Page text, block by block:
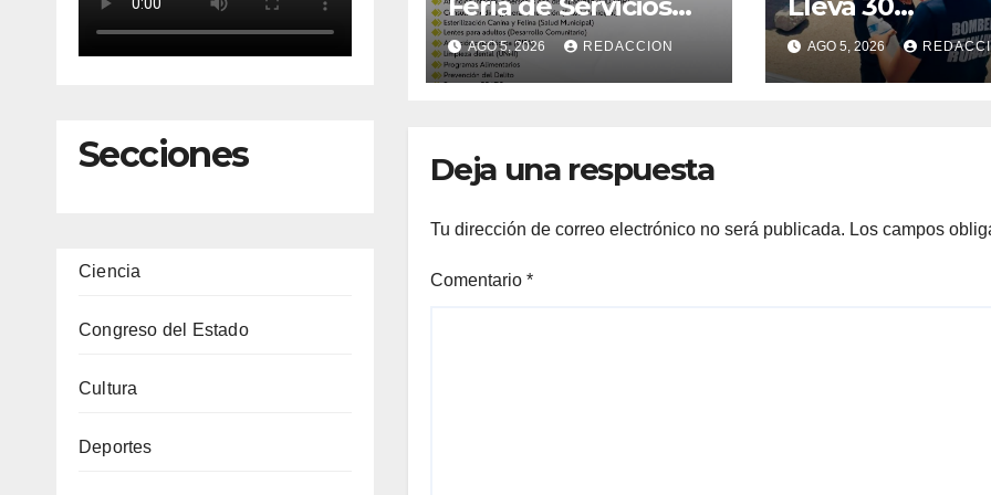
Secciones
Ciencia
Congreso del Estado
Cultura
Deportes
Gratuitos en la
colonia Ampliación
Beltrones: Conoce
AGO 5, 2026 REDACCION
Ayuntamiento
hidratación a
distintas
AGO 5, 2026
Deja una respuesta
Tu dirección de correo electrónico no será publicada. Los campos
Comentario *